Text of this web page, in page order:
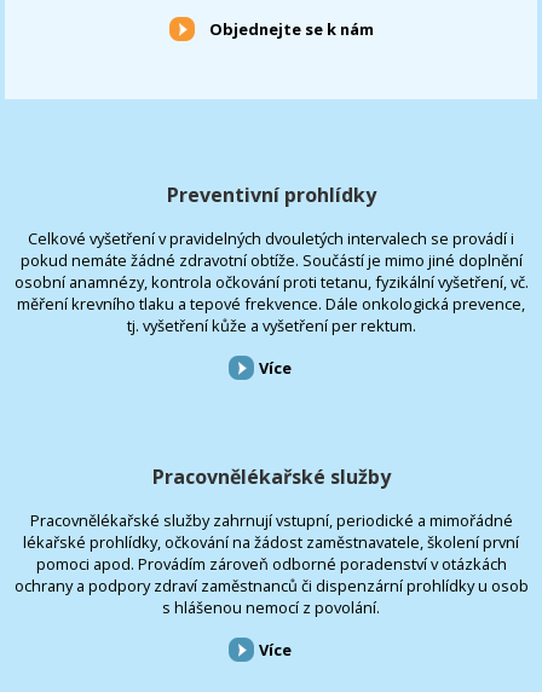
Objednejte se k nám
Preventivní prohlídky
Celkové vyšetření v pravidelných dvouletých intervalech se provádí i
pokud nemáte žádné zdravotní obtíže. Součástí je mimo jiné doplnění
osobní anamnézy, kontrola očkování proti tetanu, fyzikální vyšetření, vč.
měření krevního tlaku a tepové frekvence. Dále onkologická prevence,
tj. vyšetření kůže a vyšetření per rektum.
Více
Pracovnělékařské služby
Pracovnělékařské služby zahrnují vstupní, periodické a mimořádné
lékařské prohlídky, očkování na žádost zaměstnavatele, školení první
pomoci apod. Provádím zároveň odborné poradenství v otázkách
ochrany a podpory zdraví zaměstnanců či dispenzární prohlídky u osob
s hlášenou nemocí z povolání.
Více